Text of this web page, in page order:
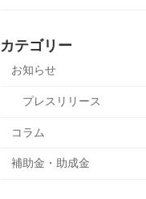
カテゴリー
お知らせ
プレスリリース
コラム
補助金・助成金